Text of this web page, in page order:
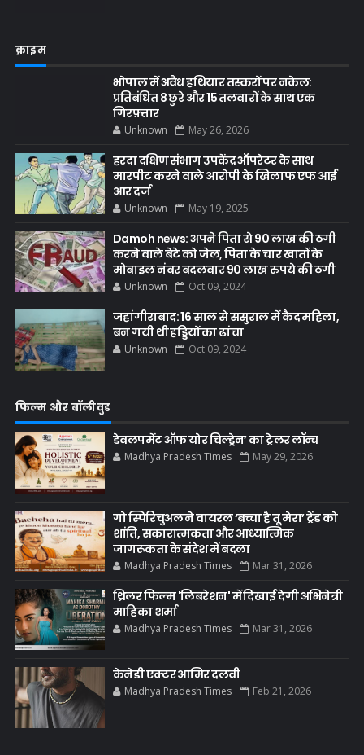
क्राइम
भोपाल में अवैध हथियार तस्करों पर नकेल:
प्रतिबंधित 8 छुरे और 15 तलवारों के साथ एक
गिरफ़्तार
Unknown May 26, 2026
हरदा दक्षिण संभाग उपकेंद्र ऑपरेटर के साथ
मारपीट करने वाले आरोपी के खिलाफ एफ आई
आर दर्ज
Unknown May 19, 2025
Damoh news: अपने पिता से 90 लाख की ठगी
करने वाले बेटे को जेल, पिता के चार खातों के
मोबाइल नंबर बदलवार 90 लाख रुपये की ठगी
Unknown Oct 09, 2024
जहांगीराबाद: 16 साल से ससुराल में कैद महिला,
बन गयी थी हड्डियों का ढांचा
Unknown Oct 09, 2024
फिल्म और बॉलीवुड
डेवलपमेंट ऑफ योर चिल्ड्रेन’ का ट्रेलर लॉन्च
Madhya Pradesh Times May 29, 2026
गो स्पिरिचुअल ने वायरल ‘बच्चा है तू मेरा’ ट्रेंड को
शांति, सकारात्मकता और आध्यात्मिक
जागरूकता के संदेश में बदला
Madhya Pradesh Times Mar 31, 2026
थ्रिलर फिल्म 'लिबरेशन' में दिखाई देगी अभिनेत्री
माहिका शर्मा
Madhya Pradesh Times Mar 31, 2026
केनेडी एक्टर आमिर दलवी
Madhya Pradesh Times Feb 21, 2026